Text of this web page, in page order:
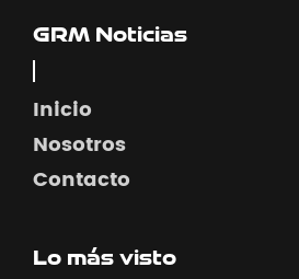
GRM Noticias
Inicio
Nosotros
Contacto
Lo más visto